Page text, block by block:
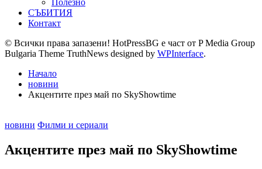
Полезно
СЪБИТИЯ
Контакт
© Всички права запазени! HotPressBG е част от P Media Group
Bulgaria Theme TruthNews designed by WPInterface.
Начало
новини
Акцентите през май по SkyShowtime
Posted
новини Филми и сериали
Акцентите през май по SkyShowtime